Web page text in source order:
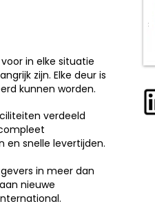
in elke situatie
zijn. Elke deur is
kunnen worden.
verdeeld
en snelle levertijden.
in meer dan
nieuwe